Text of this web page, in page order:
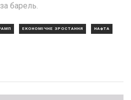
барель.
ЕКОНОМІЧНЕ ЗРОСТАННЯ НАФТА